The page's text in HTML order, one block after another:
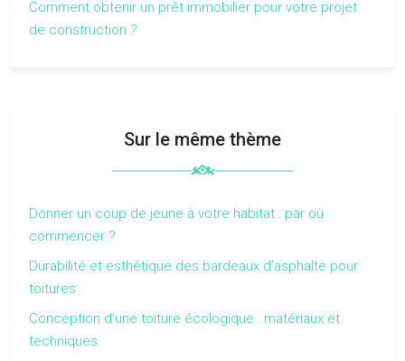
Comment obtenir un prêt immobilier pour votre projet
de construction ?
Sur le même thème
Donner un coup de jeune à votre habitat : par où
commencer ?
Durabilité et esthétique des bardeaux d’asphalte pour
toitures
Conception d’une toiture écologique : matériaux et
techniques